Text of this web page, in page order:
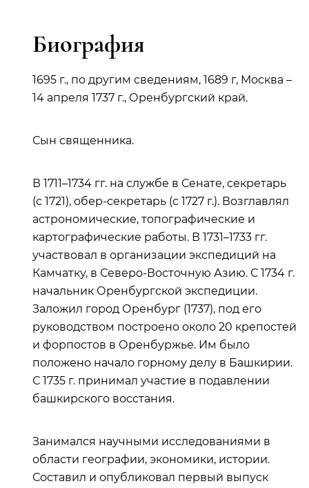
Биография
1695 г., по другим сведениям, 1689 г, Москва –
14 апреля 1737 г., Оренбургский край.
Сын священника.
В 1711–1734 гг. на службе в Сенате, секретарь
(с 1721), обер-секретарь (с 1727 г.). Возглавлял
астрономические, топографические и
картографические работы. В 1731–1733 гг.
участвовал в организации экспедиций на
Камчатку, в Северо-Восточную Азию. С 1734 г.
начальник Оренбургской экспедиции.
Заложил город Оренбург (1737), под его
руководством построено около 20 крепостей
и форпостов в Оренбуржье. Им было
положено начало горному делу в Башкирии.
С 1735 г. принимал участие в подавлении
башкирского восстания.
Занимался научными исследованиями в
области географии, экономики, истории.
Составил и опубликовал первый выпуск